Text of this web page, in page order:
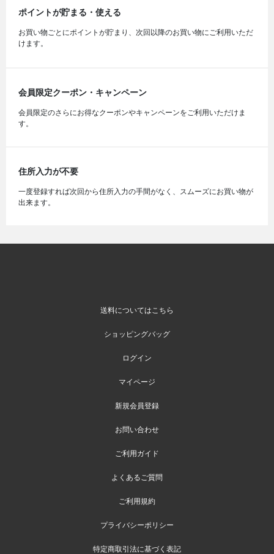
ポイントが貯まる・使える
お買い物ごとにポイントが貯まり、次回以降のお買い物にご利用いただ
けます。
会員限定クーポン・キャンペーン
会員限定のさらにお得なクーポンやキャンペーンをご利用いただけま
す。
住所入力が不要
一度登録すれば次回から住所入力の手間がなく、スムーズにお買い物が
出来ます。
送料についてはこちら
ショッピングバッグ
ログイン
マイページ
新規会員登録
お問い合わせ
ご利用ガイド
よくあるご質問
ご利用規約
プライバシーポリシー
特定商取引法に基づく表記